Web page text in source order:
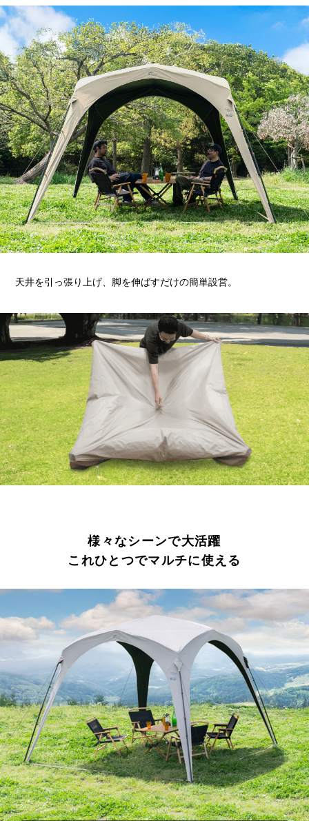
天井を引っ張り上げ、脚を伸ばすだけの簡単設営。
様々なシーンで大活躍
これひとつでマルチに使える